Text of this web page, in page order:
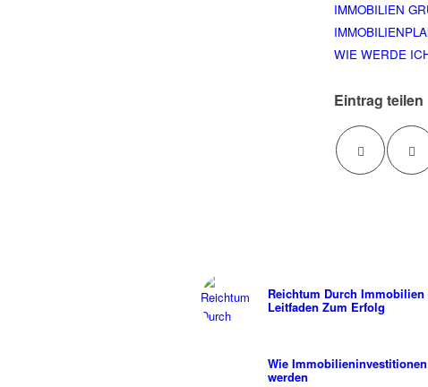
IMMOBILIEN
WIE WERDE
Eintrag teilen
Reichtum Durch
Leitfaden Zum Erfolg
Wie
werden